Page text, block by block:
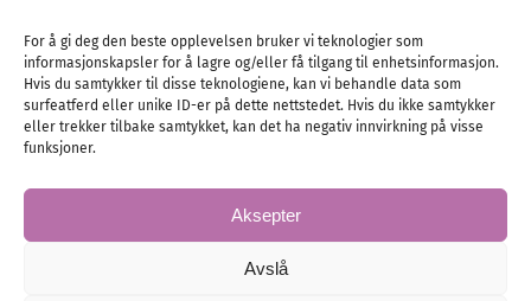
For å gi deg den beste opplevelsen bruker vi teknologier som
informasjonskapsler for å lagre og/eller få tilgang til enhetsinformasjon.
Hvis du samtykker til disse teknologiene, kan vi behandle data som
surfeatferd eller unike ID-er på dette nettstedet. Hvis du ikke samtykker
eller trekker tilbake samtykket, kan det ha negativ innvirkning på visse
funksjoner.
Aksepter
Avslå
Tlf :23 00 80 90
E-post :info@ nordicbridalmedia.com